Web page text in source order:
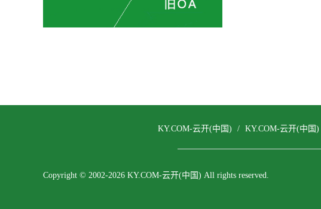
KY.COM-云开(中国) / KY.COM-云开(中国)
Copyright © 2002-2026 KY.COM-云开(中国) All rights reserved.